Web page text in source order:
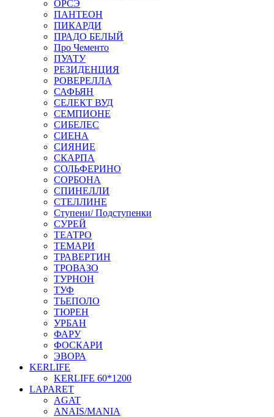
ОРСЭ
ПАНТЕОН
ПИКАРДИ
ПРАДО БЕЛЫЙ
Про Чементо
ПУАТУ
РЕЗИДЕНЦИЯ
РОВЕРЕЛЛА
САФЬЯН
СЕЛЕКТ ВУД
СЕМПИОНЕ
СИБЕЛЕС
СИЕНА
СИЯНИЕ
СКАРПА
СОЛЬФЕРИНО
СОРБОНА
СПИНЕЛЛИ
СТЕЛЛИНЕ
Ступени/ Подступенки
СУРЕЙ
ТЕАТРО
ТЕМАРИ
ТРАВЕРТИН
ТРОВАЗО
ТУРНОН
ТУФ
ТЬЕПОЛО
ТЮРЕН
УРБАН
ФАРУ
ФОСКАРИ
ЭВОРА
KERLIFE
KERLIFE 60*1200
LAPARET
AGAT
ANAIS/MANIA